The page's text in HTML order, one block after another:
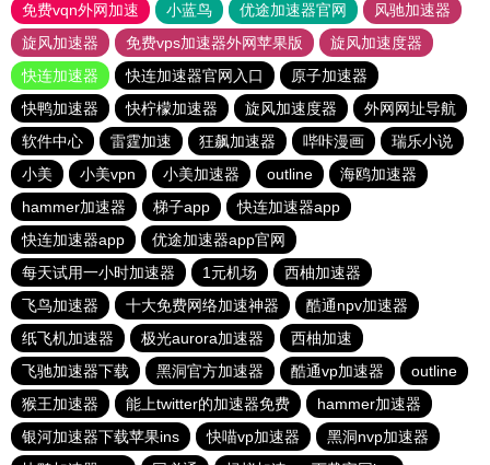
免费vqn外网加速
小蓝鸟 优途加速器官网
风驰加速器
旋风加速器
免费vps加速器外网苹果版
旋风加速度器
快连加速器
快连加速器官网入口
原子加速器
快鸭加速器
快柠檬加速器 旋风加速度器
外网网址导航
软件中心
雷霆加速 狂飙加速器 哔咔漫画
瑞乐小说
小美
小美vpn 小美加速器 outline
海鸥加速器
hammer加速器
梯子app
快连加速器app
快连加速器app
优途加速器app官网
每天试用一小时加速器
1元机场
西柚加速器
飞鸟加速器
十大免费网络加速神器
酷通npv加速器
纸飞机加速器
极光aurora加速器
西柚加速
飞驰加速器下载
黑洞官方加速器 酷通vp加速器
outline
猴王加速器
能上twitter的加速器免费
hammer加速器
银河加速器下载苹果ins
快喵vp加速器
黑洞nvp加速器